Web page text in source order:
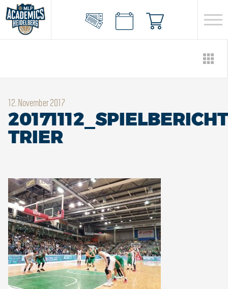
12. November 2017
20171112_SPIELBERICHT
TRIER